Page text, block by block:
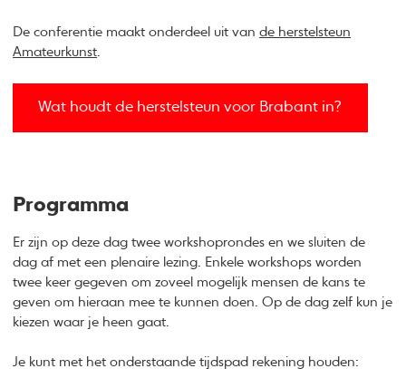
De conferentie maakt onderdeel uit vande herstelsteun
Amateurkunst
Wat houdt de herstelsteun voor Brabant in?
Programma
Er zijn op deze dag twee workshoprondes en we sluiten de
dag af met een plenaire lezing. Enkele workshops worden
twee keer gegeven om zoveel mogelijk mensen de kans te
geven om hieraan mee te kunnen doen. Op de dag zelf kun je
kiezen waar je heen gaat.
Je kunt met het onderstaande tijdspad rekening houden: